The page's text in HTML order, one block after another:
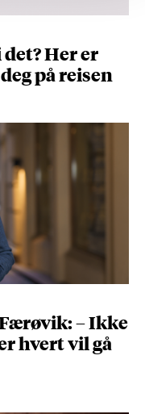
Her er
på reisen
– Ikke
hvert vil gå